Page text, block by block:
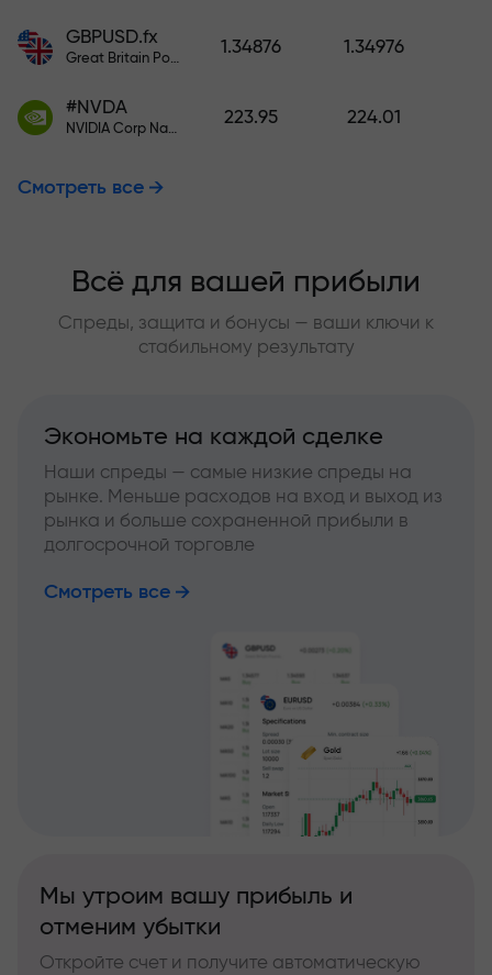
GBPUSD.fx
Great Britain Pound vs US Dollar
1.34876 1.34976
#NVDA
NVIDIA Corp Nasdaq Stock Exchange (Nasdaq) USD
223.95 224.01
Смотреть все
Всё для вашей прибыли
Спреды, защита и бонусы — ваши ключи к
стабильному результату
Экономьте на каждой сделке
Наши спреды — самые низкие спреды на
рынке. Меньше расходов на вход и выход из
рынка и больше сохраненной прибыли в
долгосрочной торговле
Смотреть все
Мы утроим вашу прибыль и
отменим убытки
Откройте счет и получите автоматическую